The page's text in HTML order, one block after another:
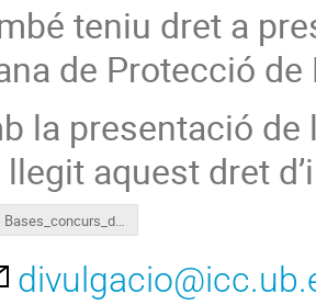
teniu dret a
de Protecció de
la presentació de
llegit aquest dret
Bases_concurs_dibuixa_el_teu_asteroide_PDF.pdf